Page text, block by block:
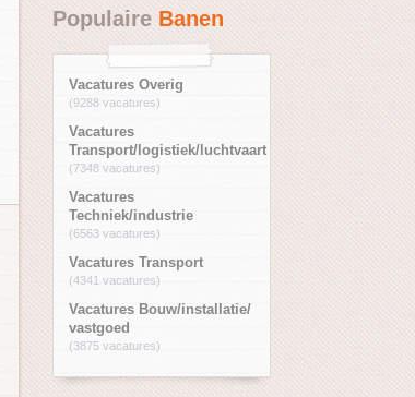
PopulaireBanen
Vacatures Overig
(9288 vacatures)
Vacatures
Transport/logistiek/luchtvaart
(7348 vacatures)
Vacatures
Techniek/industrie
(6563 vacatures)
Vacatures Transport
(4341 vacatures)
Vacatures Bouw/installatie/
vastgoed
(3875 vacatures)